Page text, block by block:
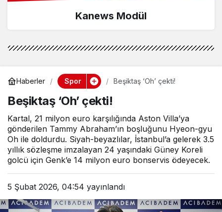
Kanews Modül
Haberler Spor Beşiktaş ‘Oh’ çekti!
Beşiktaş ‘Oh’ çekti!
Kartal, 21 milyon euro karşılığında Aston Villa’ya
gönderilen Tammy Abraham’ın boşluğunu Hyeon-gyu
Oh ile doldurdu. Siyah-beyazlılar, İstanbul’a gelerek 3.5
yıllık sözleşme imzalayan 24 yaşındaki Güney Koreli
golcü için Genk’e 14 milyon euro bonservis ödeyecek.
5 Şubat 2026, 04:54 yayınlandı